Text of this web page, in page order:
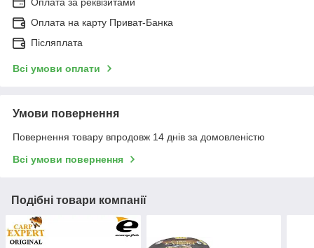
Оплата на карту Приват-Банка
Післяплата
Всі умови оплати
Умови повернення
Повернення товару впродовж 14 днів за домовленістю
Всі умови повернення
Подібні товари компанії